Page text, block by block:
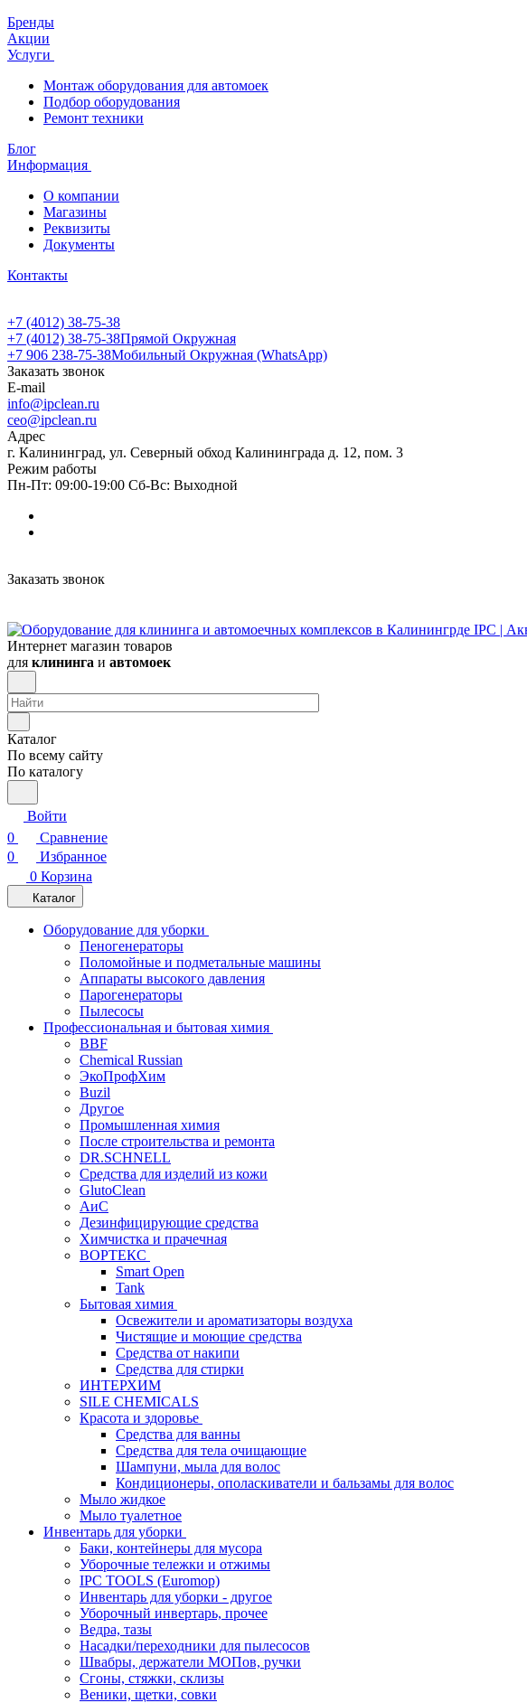
Бренды
Акции
Услуги
Монтаж оборудования для автомоек
Подбор оборудования
Ремонт техники
Блог
Информация
О компании
Магазины
Реквизиты
Документы
Контакты
+7 (4012) 38-75-38
+7 (4012) 38-75-38Прямой Окружная
+7 906 238-75-38Мобильный Окружная (WhatsApp)
Заказать звонок
E-mail
info@ipclean.ru
ceo@ipclean.ru
Адрес
г. Калининград, ул. Северный обход Калининграда д. 12, пом. 3
Режим работы
Пн-Пт: 09:00-19:00 Сб-Вс: Выходной
Заказать звонок
Интернет магазин товаров
для клининга и автомоек
Каталог
По всему сайту
По каталогу
Войти
0
Сравнение
0
Избранное
0 Корзина
Каталог
Оборудование для уборки
Пеногенераторы
Поломойные и подметальные машины
Аппараты высокого давления
Парогенераторы
Пылесосы
Профессиональная и бытовая химия
BBF
Chemical Russian
ЭкоПрофХим
Buzil
Другое
Промышленная химия
После строительства и ремонта
DR.SCHNELL
Средства для изделий из кожи
GlutoClean
АиС
Дезинфицирующие средства
Химчистка и прачечная
ВОРТЕКС
Smart Open
Tank
Бытовая химия
Освежители и ароматизаторы воздуха
Чистящие и моющие средства
Средства от накипи
Средства для стирки
ИНТЕРХИМ
SILE CHEMICALS
Красота и здоровье
Средства для ванны
Средства для тела очищающие
Шампуни, мыла для волос
Кондиционеры, ополаскиватели и бальзамы для волос
Мыло жидкое
Мыло туалетное
Инвентарь для уборки
Баки, контейнеры для мусора
Уборочные тележки и отжимы
IPC TOOLS (Euromop)
Инвентарь для уборки - другое
Уборочный инвертарь, прочее
Ведра, тазы
Насадки/переходники для пылесосов
Швабры, держатели МОПов, ручки
Сгоны, стяжки, склизы
Веники, щетки, совки